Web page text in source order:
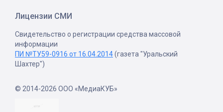
Лицензии СМИ
Свидетельство о регистрации средства массовой
информации
ПИ №ТУ59-0916 от 16.04.2014(газета "Уральский
Шахтер")
© 2014-2026 ООО «МедиаКУБ»